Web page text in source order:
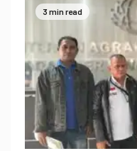
3 min read